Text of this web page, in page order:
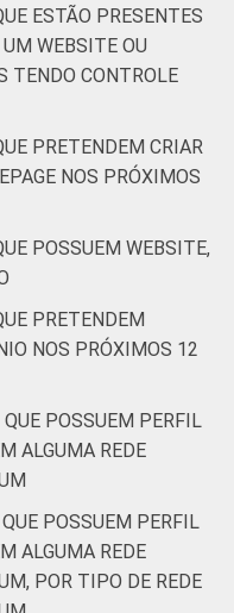
e
12 85
Regional de
da
(Cetic.br),
nas organizações
- TIC
2016
ESTÃO PRESENTES
WEBSITE OU
TENDO CONTROLE
PRETENDEM CRIAR
NOS PRÓXIMOS
POSSUEM WEBSITE,
PRETENDEM
NOS PRÓXIMOS 12
POSSUEM PERFIL
ALGUMA REDE
POSSUEM PERFIL
ALGUMA REDE
POR TIPO DE REDE